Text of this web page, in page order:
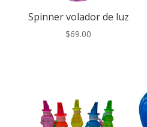
Spinner volador de luz
$69.00